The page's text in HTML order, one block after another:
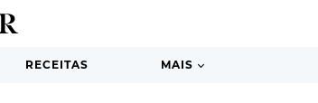
RECEITAS MAIS